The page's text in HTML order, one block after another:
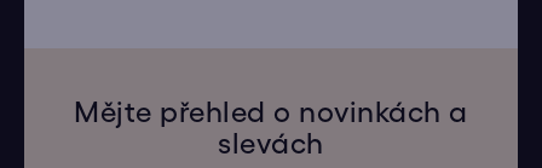
Mějte přehled o novinkách a
slevách